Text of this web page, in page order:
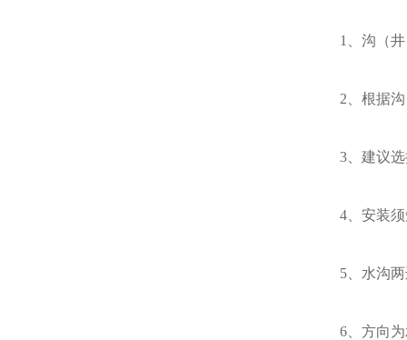
1、沟（井）
2、根据沟（
3、建议选
4、安装须知
5、水沟两
6、方向为承